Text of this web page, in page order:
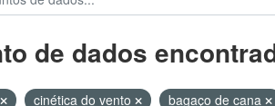
de dados
cinética do vento
bagaço de cana